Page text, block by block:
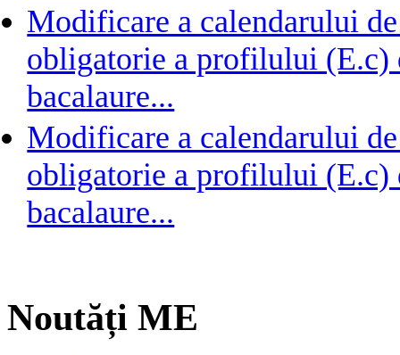
Modificare a calendarului
obligatorie a profilului (E.c)
bacalaure...
Modificare a calendarului
obligatorie a profilului (E.c)
bacalaure...
Noutăți ME